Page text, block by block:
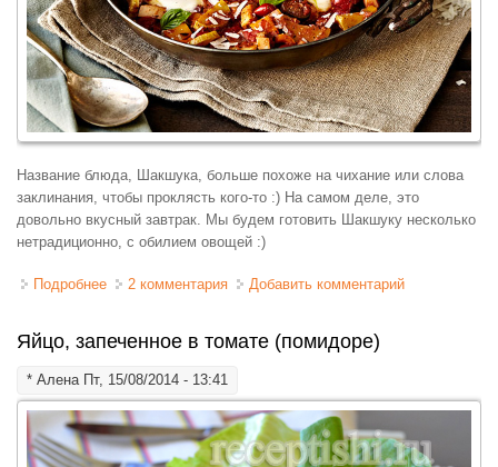
Название блюда, Шакшука, больше похоже на чихание или слова
заклинания, чтобы проклясть кого-то :) На самом деле, это
довольно вкусный завтрак. Мы будем готовить Шакшуку несколько
нетрадиционно, с обилием овощей :)
Подробнее о Шакшука овощная (овощное рагу с яйцом)
2 комментария Добавить комментарий
Яйцо, запеченное в томате (помидоре)
* АленаПт, 15/08/2014 - 13:41